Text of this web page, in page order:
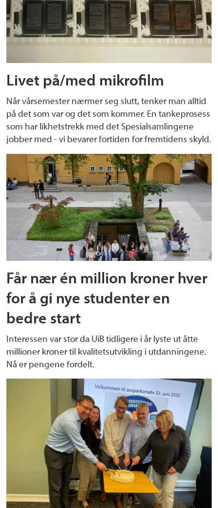
Livet på/med mikrofilm
Når vårsemester nærmer seg slutt, tenker man alltid
på det som var og det som kommer. En tankeprosess
som har likhetstrekk med det Spesialsamlingene
jobber med - vi bevarer fortiden for fremtidens skyld.
Får nær én million kroner hver
for å gi nye studenter en
bedre start
Interessen var stor da UiB tidligere i år lyste ut åtte
millioner kroner til kvalitetsutvikling i utdanningene.
Nå er pengene fordelt.